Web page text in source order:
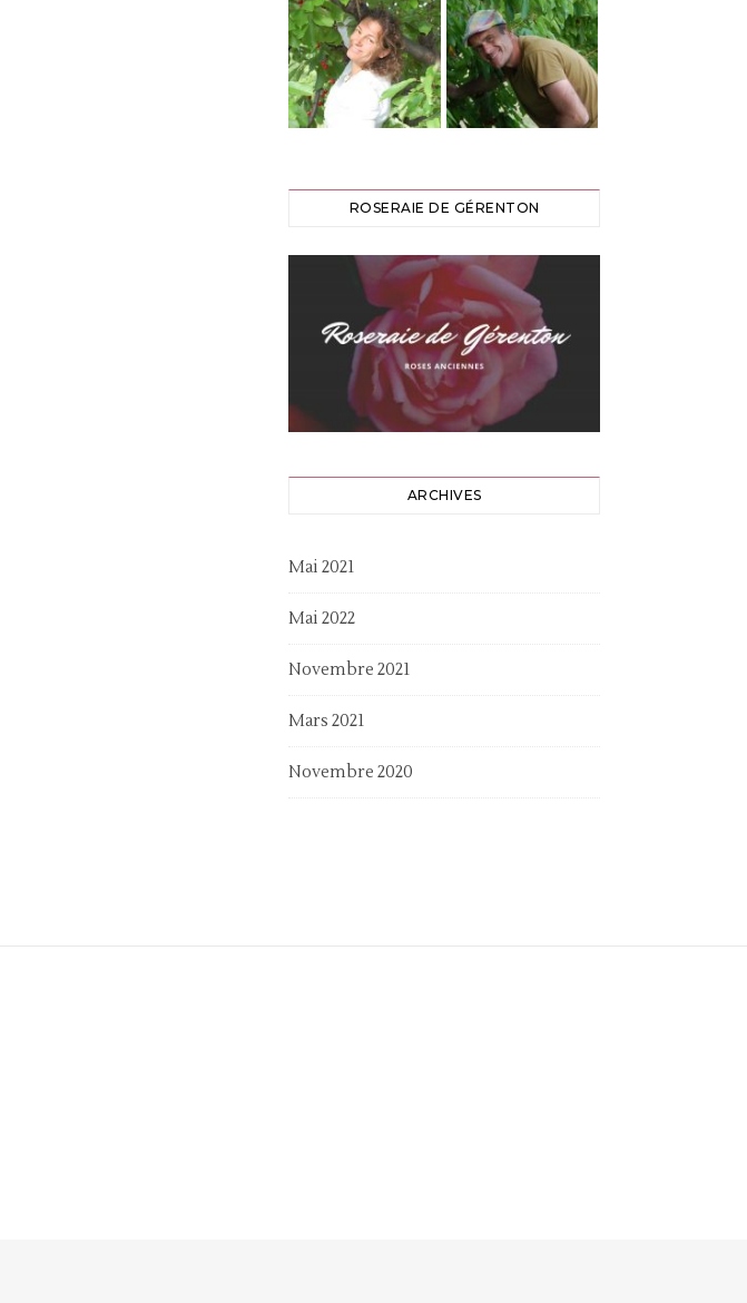
ROSERAIE DE GÉRENTON
ARCHIVES
Mai 2021
Mai 2022
Novembre 2021
Mars 2021
Novembre 2020